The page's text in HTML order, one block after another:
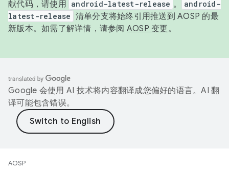
献代码，请使用 android-latest-release 。
android-
latest-release 清单分支将始终引用推送到 AOSP 的最
新版本。如需了解详情，请参阅 AOSP 变更。
Google 会使用 AI 技术将内容翻译成您偏好的语言。AI 翻
译可能包含错误。
AOSP